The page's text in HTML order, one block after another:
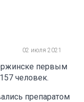
02 июля 2021
первым
человек.
препаратом